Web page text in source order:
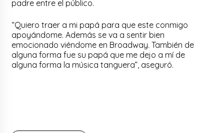
padre entre el público.
“Quiero traer a mi papá para que este conmigo
apoyándome. Además se va a sentir bien
emocionado viéndome en Broadway. También de
alguna forma fue su papá que me dejo a mí de
alguna forma la música tanguera”, aseguró.